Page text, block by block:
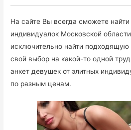
На сайте Вы всегда сможете найти
индивидуалок Московской
исключительно найти подходящую
свой выбор на какой-то одной
анкет девушек от элитных
по разным ценам.